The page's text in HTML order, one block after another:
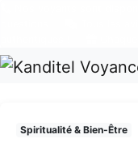
Spiritualité & Bien-Être